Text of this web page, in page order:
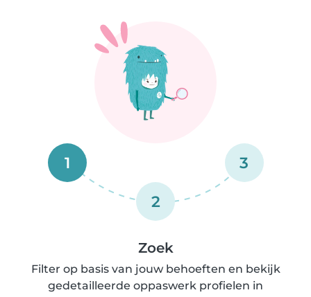
1
2
3
Zoek
Filter op basis van jouw behoeften en bekijk
gedetailleerde oppaswerk profielen in